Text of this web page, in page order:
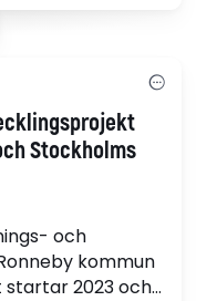
Stockholms
och
kommun
startar 2023 och